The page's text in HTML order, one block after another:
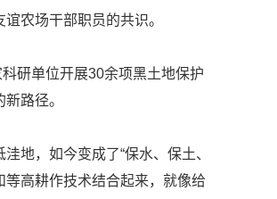
农场干部职员的共识。
研单位开展30余项黑土地保护
路径。
地，如今变成了“保水、保土、
等高耕作技术结合起来，就像给